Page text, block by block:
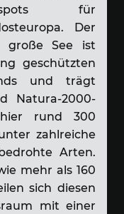
für
Der
große See ist
geschützten
und trägt
Natura-2000-
rund 300
zahlreiche
Arten.
mehr als 160
sich diesen
mit einer